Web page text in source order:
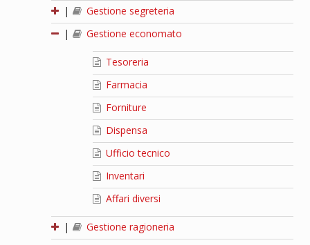
|
Gestione segreteria
|
Gestione economato
Tesoreria
Farmacia
Forniture
Dispensa
Ufficio tecnico
Inventari
Affari diversi
|
Gestione ragioneria